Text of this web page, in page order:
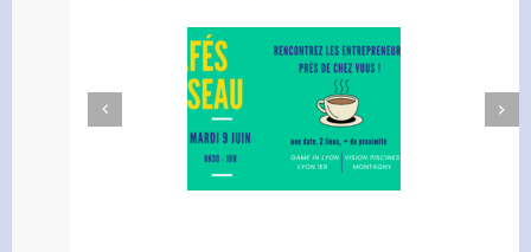
Réseau : créez votre
Apéro Réseau des
entrepreneurs
Previous
Next